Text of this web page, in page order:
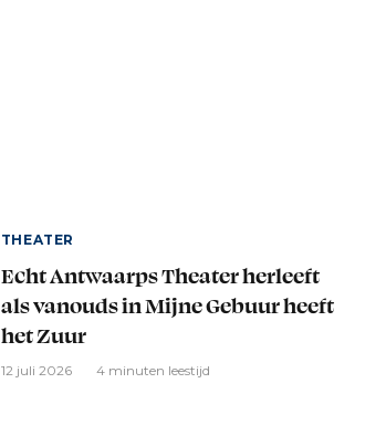
THEATER
Echt Antwaarps Theater herleeft
als vanouds in Mijne Gebuur heeft
het Zuur
12 juli 2026 4 minuten leestijd